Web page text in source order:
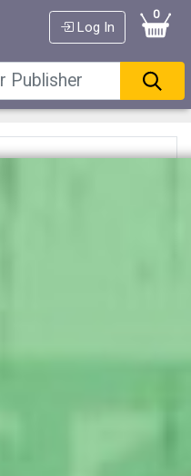
Log In
0